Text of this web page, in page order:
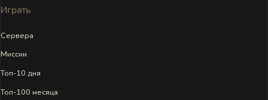
Играть
Сервера
Миссии
Топ-10 дня
Топ-100 месяца